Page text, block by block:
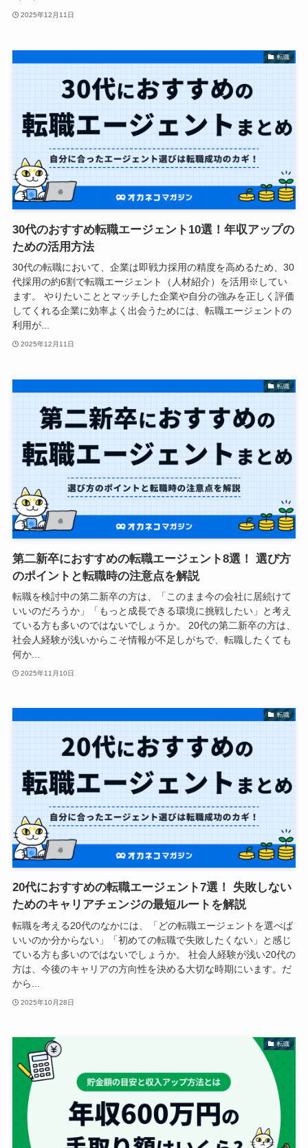
2025年12月11日
転職
30代のおすすめ転職エージェント10選！年収アップの
ための活用方法
30代の転職において、企業は即戦力採用の精度を高めるため、30
代採用の約6割で転職エージェント（人材紹介）を活用※してい
ます。 やりたいこととマッチした企業や自分の強みを正しく評価
してくれる企業に効率よく出会うためには、転職エージェントの
利用が...
2025年12月11日
転職
第二新卒におすすめの転職エージェント8選！ 選び方
のポイントと転職時の注意点を解説
転職を検討中の第二新卒の方は、「このまま今の会社に居続けて
いいのだろうか」「もっと成長できる環境に挑戦したい」と考え
ている方も多いのではないでしょうか。 20代の第二新卒の方は、
社会人経験が浅いからこそ情報が不足しがちで、転職したくても
何か...
2025年11月10日
転職
20代におすすめの転職エージェント7選！ 失敗しない
ためのキャリアチェンジの最短ルートを解説
転職を考える20代のなかには、「どの転職エージェントを選べば
いいのか分からない」「初めての転職で失敗したくない」と感じ
ている方も多いのではないでしょうか。 社会人経験が浅い20代の
方は、今後のキャリアの方向性を決める大切な時期にいます。だ
から...
2025年10月28日
転職